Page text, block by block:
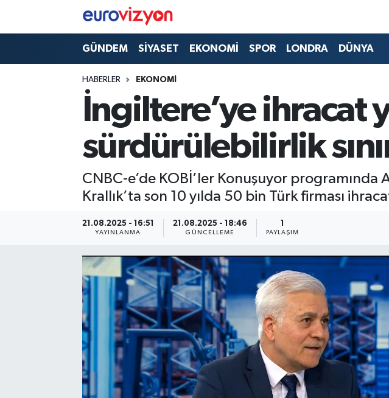
GÜNDEM SİYASET EKONOMİ SPOR LONDRA DÜNYA
HABERLER EKONOMİ
İngiltere’ye ihracat
sürdürülebilirlik
CNBC-e’de KOBİ’ler Konuşuyor programında
Krallık’ta son 10 yılda 50 bin Türk firması
21.08.2025 - 16:51
YAYINLANMA
21.08.2025 - 18:46
GÜNCELLEME
1
PAYLAŞIM